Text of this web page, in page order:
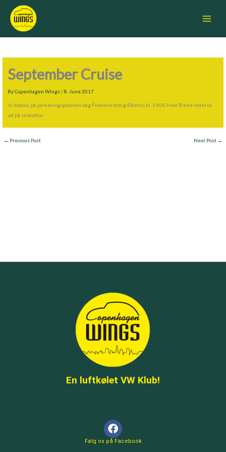
content
Menu
September Cruise
ByCopenhagen Wings/8. June 2017
Vi mødes på parkeringspladsen bag Frederiksberg Rådhus kl. 19.00 Hvor Rikke leder os
ud på strandtur.
← Previous Post Next Post →
En luftkølet VW Klub!
e
b
o
Følg os på Facebook